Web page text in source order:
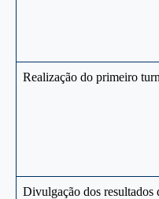
Realização do primeiro
Divulgação dos resultados